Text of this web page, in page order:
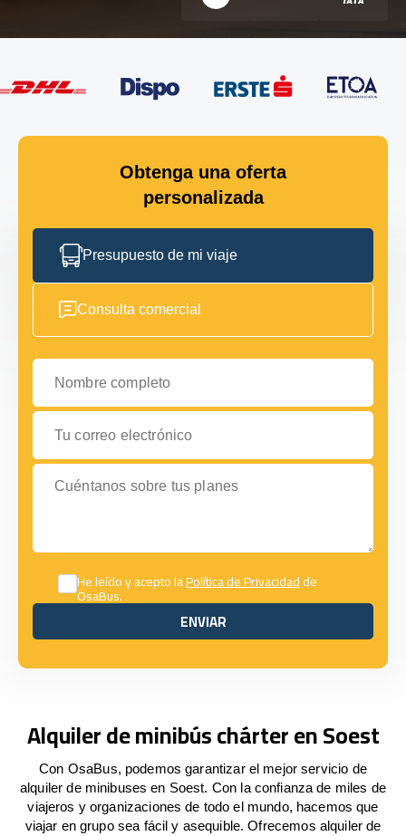
Obtenga una oferta
personalizada
Presupuesto de mi viaje
Consulta comercial
Nombre completo
Tu correo electrónico
Cuéntanos sobre tus planes
He leído y acepto laPolítica de Privacidadde
OsaBus.
ENVIAR
ENVIAR
Alquiler de minibús chárter en Soest
Con OsaBus, podemos garantizar el mejor servicio de
alquiler de minibuses en Soest. Con la confianza de miles de
viajeros y organizaciones de todo el mundo, hacemos que
viajar en grupo sea fácil y asequible. Ofrecemos alquiler de